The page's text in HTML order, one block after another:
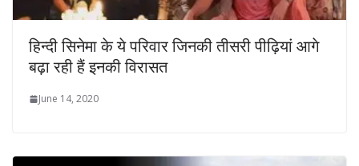
हिन्दी सिनेमा के ये परिवार जिनकी तीसरी पीढ़ियां आगे
बढ़ा रही हैं इनकी विरासत
June 14, 2020